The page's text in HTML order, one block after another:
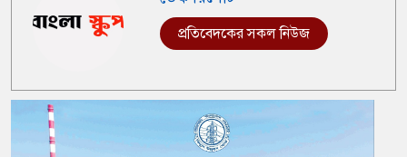
প্রতিবেদকের সকল নিউজ